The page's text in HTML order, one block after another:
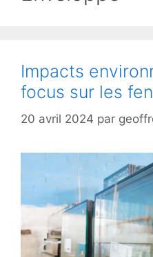
Impacts
focus sur les
20 avril 2024 par